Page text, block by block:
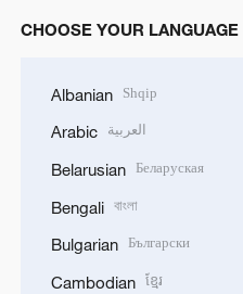
CHOOSE YOUR LANGUAGE
Albanian Shqip
Arabic العربية
Belarusian Беларуская
Bengali বাংলা
Bulgarian Български
Cambodian ខ្មែរ